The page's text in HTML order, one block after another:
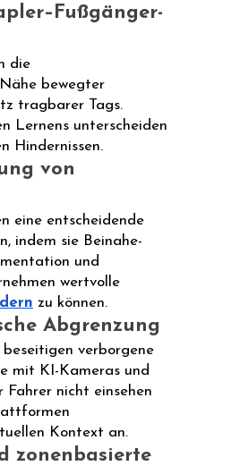
die
bewegter
tragbarer Tags.
Lernens unterscheiden
Hindernissen.
von
eine entscheidende
indem sie Beinahe-
und
wertvolle
zu können.
Abgrenzung
verborgene
mit KI-Kameras und
Fahrer nicht einsehen
Kontext an.
zonenbasierte